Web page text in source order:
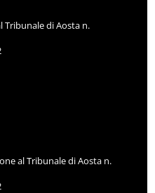
Tribunale di Aosta n.
al Tribunale di Aosta n.